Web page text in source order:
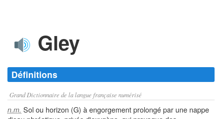
Gley
Définitions
Grand Dictionnaire de la langue française numérisé
n.m. Sol ou horizon (G) à engorgement prolongé par une nappe